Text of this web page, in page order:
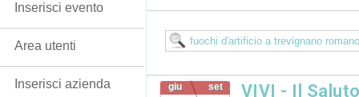
giu set VIVI - Il
Inserisci evento
Area utenti
Inserisci azienda